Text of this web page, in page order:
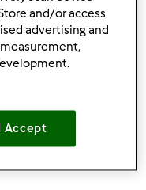
salata con le
and/or access
advertising and
Accept